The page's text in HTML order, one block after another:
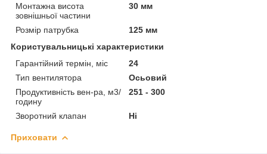
Монтажна висота
зовнішньої частини
30 мм
Розмір патрубка
125 мм
Користувальницькі характеристики
Гарантійний термін, міс
24
Тип вентилятора
Осьовий
Продуктивність вен-ра, м3/
годину
251 - 300
Зворотний клапан Ні
Приховати